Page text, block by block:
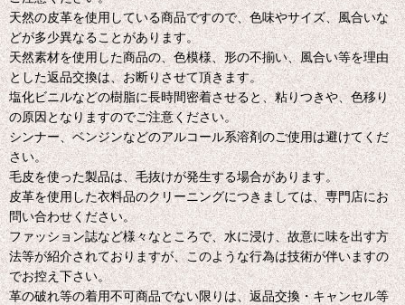
天然の皮革を使用している商品ですので、色味やサイズ、風合いな
どが多少異なることがあります。
天然素材を使用した商品の、色模様、形の不揃い、風合い等を理由
とした返品交換は、お断りさせて頂きます。
塩化ビニルなどの樹脂に長時間密着させると、粘りつきや、色移り
の原因となりますのでご注意ください。
シンナー、ベンジンなどのアルコール系溶剤のご使用は避けてくだ
さい。
毛皮を使った製品は、毛抜けが発生する場合があります。
皮革を使用した衣料品のクリーニングにつきましては、専門店にお
問い合わせください。
ファッション誌など様々なところで、水に浸け、故意に味を出す方
法等が紹介されておりますが、このような行為は技術が伴いますの
でお控え下さい。
革の破れ等の着用不可商品でない限りは、返品交換・キャンセル等